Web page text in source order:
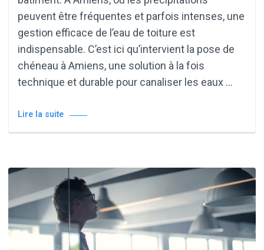
peuvent être fréquentes et parfois intenses, une
gestion efficace de l’eau de toiture est
indispensable. C’est ici qu’intervient la pose de
chéneau à Amiens, une solution à la fois
technique et durable pour canaliser les eaux …
Lire la suite